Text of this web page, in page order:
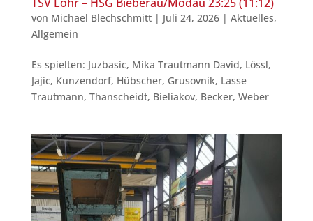
von Michael Blechschmitt| Juli 24, 2026| Aktuelles,
Allgemein
Es spielten: Juzbasic, Mika Trautmann David, Lössl,
Jajic, Kunzendorf, Hübscher, Grusovnik, Lasse
Trautmann, Thanscheidt, Bieliakov, Becker, Weber